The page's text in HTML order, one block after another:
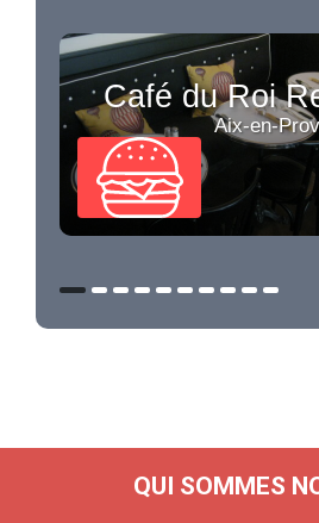
Café du Roi
Aix-en-
QUI SOMMES